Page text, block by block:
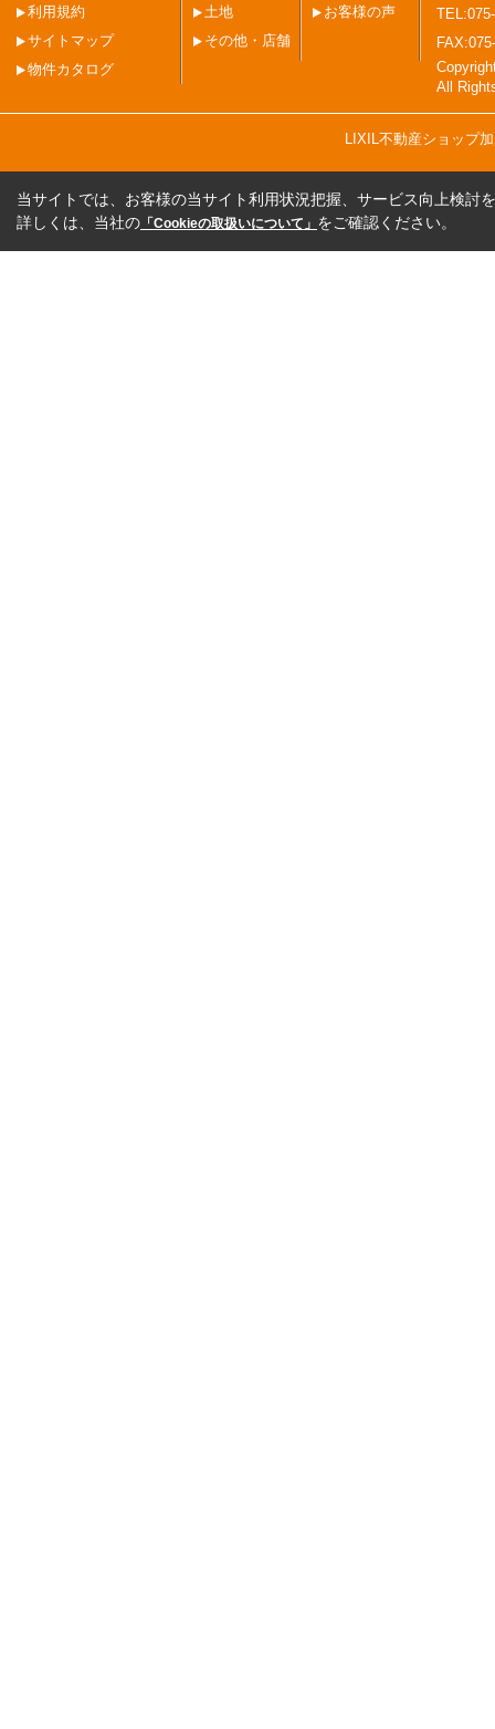
利用規約
サイトマップ
物件カタログ
土地
その他・店舗
お客様の声
All
LIXIL不動産ショップ
当サイトでは、お客様の当サイト利用状況把握、サービス向上検討
詳しくは、当社の 「Cookieの取扱いについて」 をご確認ください。